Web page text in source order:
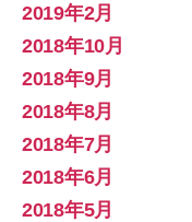
2019年2月
2018年10月
2018年9月
2018年8月
2018年7月
2018年6月
2018年5月